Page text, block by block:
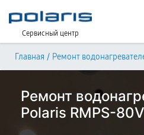
Сервисный центр
Главная / Ремонт
Ремонт
Polaris RMPS-